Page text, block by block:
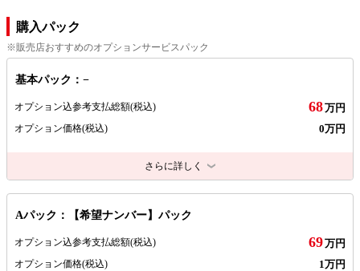
購入パック
※販売店おすすめのオプションサービスパック
基本パック：−
オプション込参考支払総額(税込) 68万円
オプション価格(税込) 0万円
さらに詳しく
Aパック：【希望ナンバー】パック
オプション込参考支払総額(税込) 69万円
オプション価格(税込) 1万円